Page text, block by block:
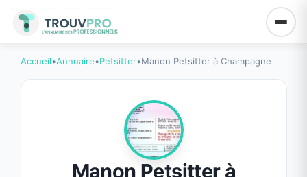
Accueil•Annuaire•Petsitter•Manon Petsitter à Champagne
Manon Petsitter à
Champagne